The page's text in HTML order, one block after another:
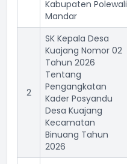
Kabupaten Polewali
Mandar
2
SK Kepala Desa
Kuajang Nomor 02
Tahun 2026
Tentang
Pengangkatan
Kader Posyandu
Desa Kuajang
Kecamatan
Binuang Tahun
2026